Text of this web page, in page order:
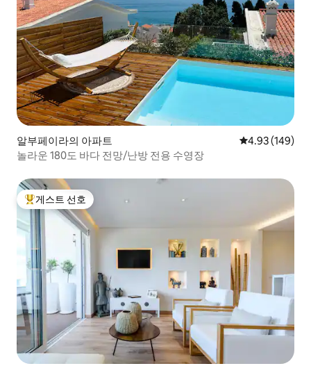
알부페이라의 아파트 평점 4.93점(5
4.93 (149)
놀라운 180도 바다 전망/난방 전용 수영장
상위 게스트 선호
게스트 선호